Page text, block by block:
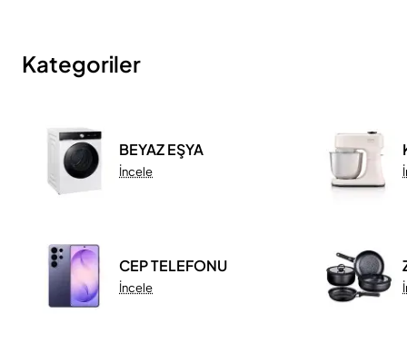
Kategoriler
BEYAZ EŞYA
İncele
CEP TELEFONU
İncele